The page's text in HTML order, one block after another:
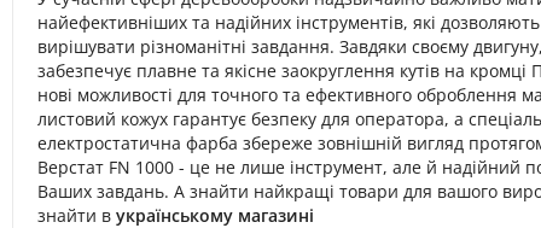
найефективніших та надійних інструментів, які
вирішувати різноманітні завдання. Завдяки своєму
забезпечує плавне та якісне заокруглення кутів на
нові можливості для точного та ефективного оброблення
листовий кожух гарантує безпеку для оператора, а
електростатична фарба збереже зовнішній вигляд
Верстат FN 1000 - це не лише інструмент, але й надійний
Ваших завдань. А знайти найкращі товари для вашого
знайти в українському магазині